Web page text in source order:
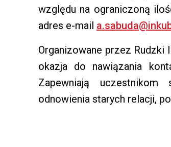
względu na ograniczoną
adres e-mail
Organizowane przez
okazja do nawiązania
Zapewniają
odnowienia starych relacji,